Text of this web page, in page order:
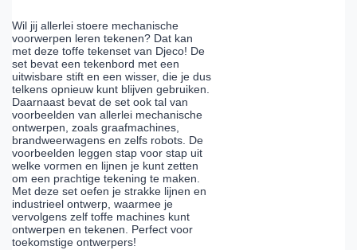
Wil jij allerlei stoere mechanische
voorwerpen leren tekenen? Dat kan
met deze toffe tekenset van Djeco! De
set bevat een tekenbord met een
uitwisbare stift en een wisser, die je dus
telkens opnieuw kunt blijven gebruiken.
Daarnaast bevat de set ook tal van
voorbeelden van allerlei mechanische
ontwerpen, zoals graafmachines,
brandweerwagens en zelfs robots. De
voorbeelden leggen stap voor stap uit
welke vormen en lijnen je kunt zetten
om een prachtige tekening te maken.
Met deze set oefen je strakke lijnen en
industrieel ontwerp, waarmee je
vervolgens zelf toffe machines kunt
ontwerpen en tekenen. Perfect voor
toekomstige ontwerpers!